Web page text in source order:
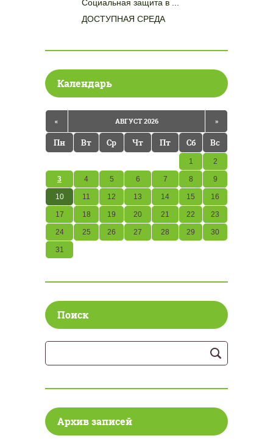
Социальная защита в ...
ДОСТУПНАЯ СРЕДА
Календарь
« АВГУСТ 2026 »
Пн Вт Ср Чт Пт Сб Вс
1 2
3 4 5 6 7 8 9
10 11 12 13 14 15 16
17 18 19 20 21 22 23
24 25 26 27 28 29 30
31
Поиск
Архив записей